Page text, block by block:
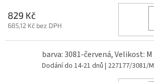
829 Kč
685,12 Kč bez DPH
barva: 3081-červená, Velikost: M
Dodání do 14-21 dnů | 227177/3081/M